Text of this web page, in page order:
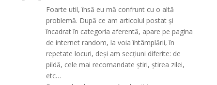
Foarte util, însă eu mă confrunt cu o altă
problemă. După ce am articolul postat și
încadrat în categoria aferentă, apare pe pagina
de internet random, la voia întâmplării, în
repetate locuri, deși am secțiuni diferite: de
pildă, cele mai recomandate știri, știrea zilei,
etc…